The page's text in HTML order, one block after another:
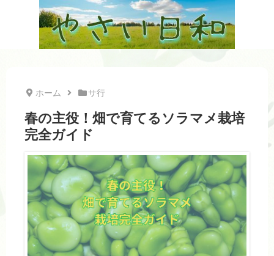
ホーム サ行
春の主役！畑で育てるソラマメ栽培
完全ガイド